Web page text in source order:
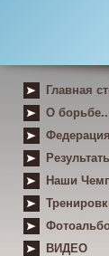
Главная
О
Федерация
Наши
ВИДЕО